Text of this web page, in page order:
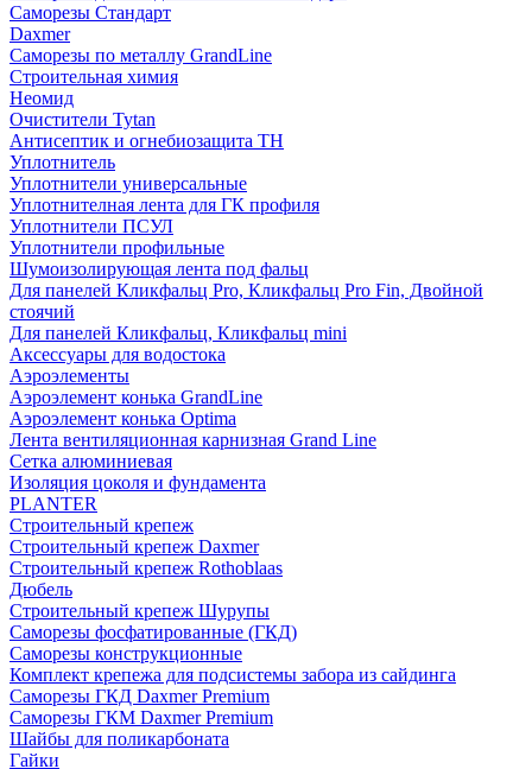
Саморезы Стандарт
Daxmer
Саморезы по металлу GrandLine
Строительная химия
Неомид
Очистители Tytan
Антисептик и огнебиозащита ТН
Уплотнитель
Уплотнители универсальные
Уплотнителная лента для ГК профиля
Уплотнители ПСУЛ
Уплотнители профильные
Шумоизолирующая лента под фальц
Для панелей Кликфальц Pro, Кликфальц Pro Fin, Двойной
стоячий
Для панелей Кликфальц, Кликфальц mini
Аксессуары для водостока
Аэроэлементы
Аэроэлемент конька GrandLine
Аэроэлемент конька Optima
Лента вентиляционная карнизная Grand Line
Сетка алюминиевая
Изоляция цоколя и фундамента
PLANTER
Строительный крепеж
Строительный крепеж Daxmer
Строительный крепеж Rothoblaas
Дюбель
Строительный крепеж Шурупы
Саморeзы фосфатированные (ГКД)
Саморезы конструкционные
Комплект крепежа для подсистемы забора из сайдинга
Саморезы ГКД Daxmer Premium
Саморезы ГКМ Daxmer Premium
Шайбы для поликарбоната
Гайки